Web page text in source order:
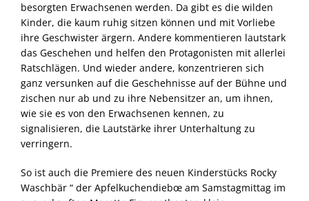
besorgten Erwachsenen werden. Da gibt es die wilden
Kinder, die kaum ruhig sitzen können und mit Vorliebe
ihre Geschwister ärgern. Andere kommentieren lautstark
das Geschehen und helfen den Protagonisten mit allerlei
Ratschlägen. Und wieder andere, konzentrieren sich
ganz versunken auf die Geschehnisse auf der Bühne und
zischen nur ab und zu ihre Nebensitzer an, um ihnen,
wie sie es von den Erwachsenen kennen, zu
signalisieren, die Lautstärke ihrer Unterhaltung zu
verringern.
So ist auch die Premiere des neuen Kinderstücks Rocky
Waschbär “ der Apfelkuchendiebœ am Samstagmittag im